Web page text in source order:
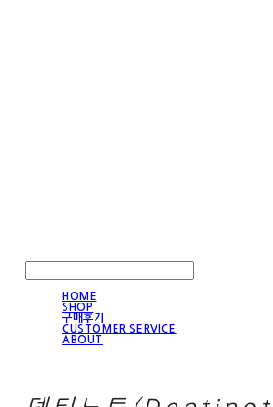
HOME
SHOP
구매후기
CUSTOMER SERVICE
ABOUT